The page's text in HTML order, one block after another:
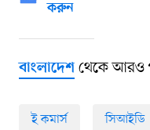
করুন
বাংলাদেশথেকে আরও
ই কমার্স সিআইডি